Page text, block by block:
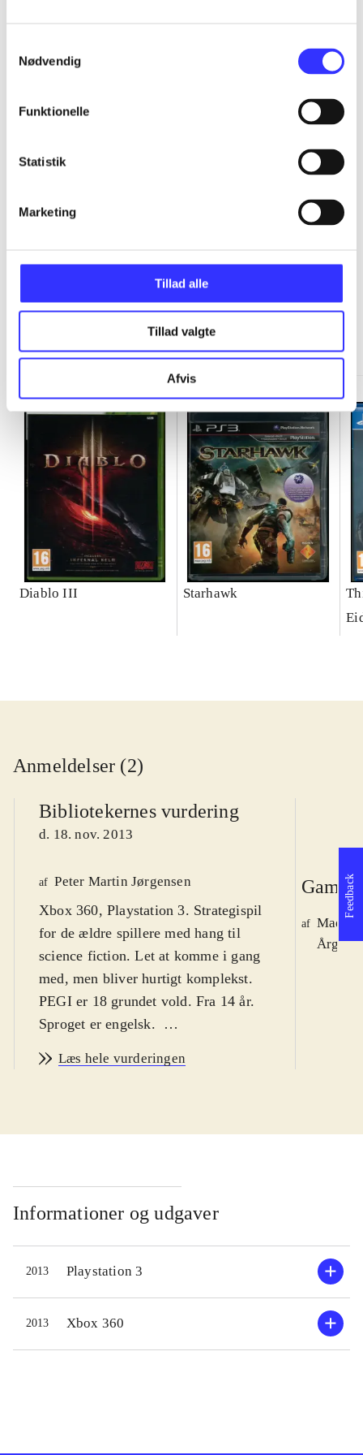
Nødvendig
Funktionelle
Statistik
Marketing
Tillad alle
Tillad valgte
Afvis
...
...
...
...
Diablo III Starhawk
Anmeldelser (2)
Bibliotekernes vurdering
d. 18. nov. 2013
af Peter Martin Jørgensen
Xbox 360, Playstation 3. Strategispil
for de ældre spillere med hang til
science fiction. Let at komme i gang
med, men bliver hurtigt komplekst.
PEGI er 18 grundet vold. Fra 14 år.
Sproget er engelsk.
har vi en udvidelse til XCOM -
våben og teknologier. Som
skal man tage de beslutninger der
skal til, for at standse en invasion af
rumvæsener, der vil overtage jorden.
Spillet er todelt; dels skal man
navigere sine soldater rundt i
områder, hvor rumvæsener lurer, og
dels skal man beslutte hvilke
Læs hele vurderingen
af Mads
Årg.
Informationer og udgaver
2013 Playstation 3
2013 Xbox 360
Feedback